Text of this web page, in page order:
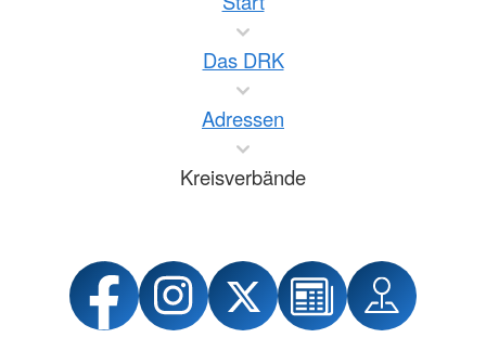
Das DRK
Adressen
Kreisverbände